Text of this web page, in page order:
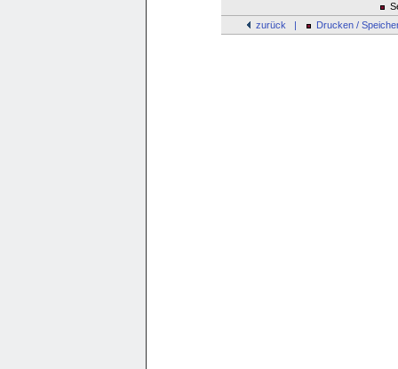
zurück |
Drucken /